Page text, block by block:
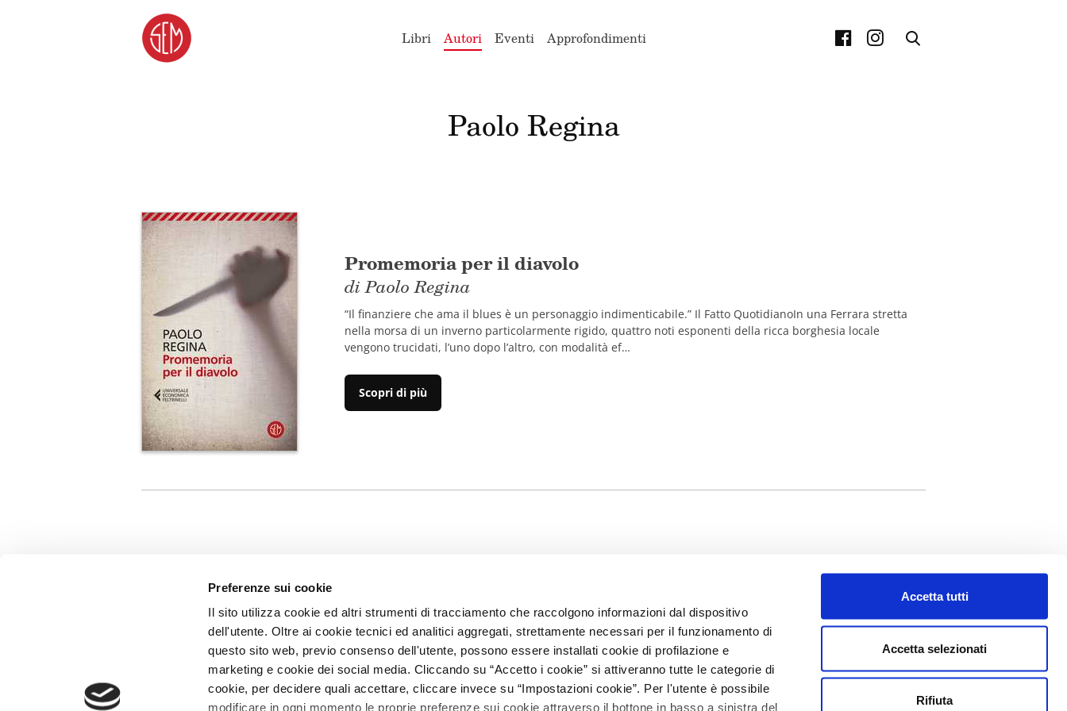
Preferenze sui cookie
Il sito utilizza cookie ed altri strumenti di tracciamento che raccolgono informazioni dal dispositivo
dell'utente. Oltre ai cookie tecnici ed analitici aggregati, strettamente necessari per il funzionamento di
questo sito web, previo consenso dell'utente, possono essere installati cookie di profilazione e
marketing e cookie dei social media. Cliccando su “Accetto i cookie” si attiveranno tutte le categorie di
cookie, per decidere quali accettare, cliccare invece su “Impostazioni cookie”. Per l'utente è possibile
modificare in ogni momento le proprie preferenze sui cookie attraverso il bottone in basso a sinistra del
Accetta tutti
Accetta selezionati
Rifiuta
Libri Autori Eventi Approfondimenti
Paolo Regina
Promemoria per il diavolo
di Paolo Regina
“Il finanziere che ama il blues è un personaggio indimenticabile.” Il Fatto QuotidianoIn una Ferrara stretta
nella morsa di un inverno particolarmente rigido, quattro noti esponenti della ricca borghesia locale
vengono trucidati, l’uno dopo l’altro, con modalità ef…
Scopri di più
Giangiacomo Feltrinelli Editore Srl
Giangiacomo Feltrinelli Editore © 1999-2026
EDITORE
Dati Societari
Contatti
Informativa
privacy
IL GRUPPO
Gruppo Feltrinelli
Giangiacomo
Feltrinelli Editore
La Feltrinelli.it
Feltrinelli
Education
Apogeo
Marsilio Editori